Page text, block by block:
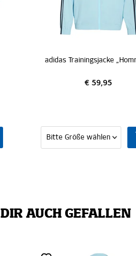
adidas Trainingsjacke „Hommage Pokalsieg 1976“
AUCH GEFALLEN